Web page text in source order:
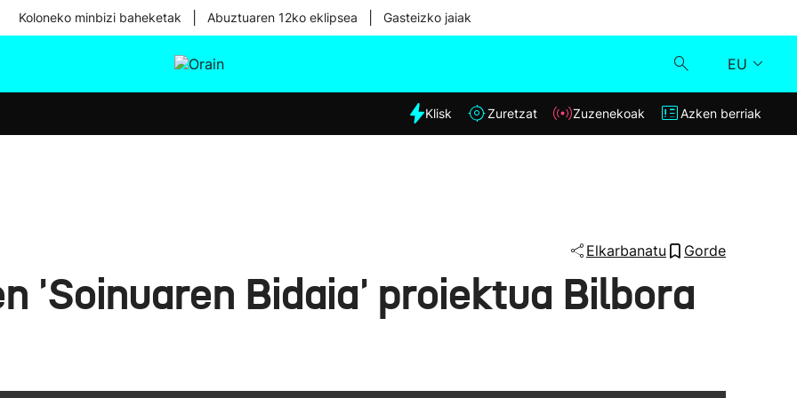
Koloneko minbizi baheketak Abuztuaren 12ko eklipsea Gasteizko jaiak
EU
Eguraldia
Klisk
Azken berriak
Klisk Zuretzat Zuzenekoak Azken berriak
Elkarbanatu Gorde
'Soinuaren Bidaia' proiektua Bilbora